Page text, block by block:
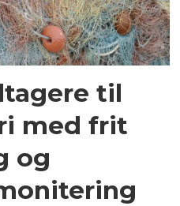
til
med frit
og